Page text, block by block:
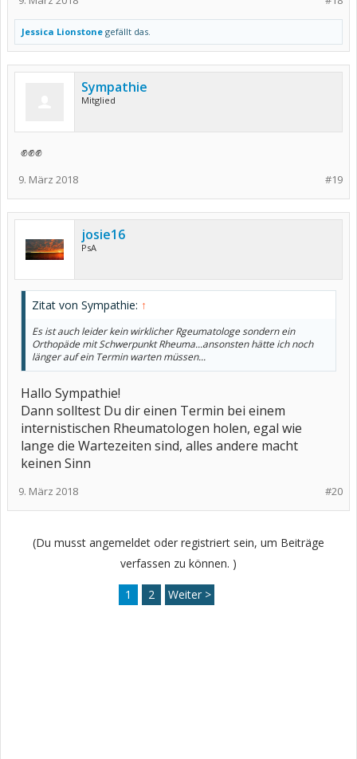
Jessica Lionstone gefällt das.
Sympathie
Mitglied
✊✊✊
#19
9. März 2018
josie16
PsA
Zitat von Sympathie: ↑
Es ist auch leider kein wirklicher Rgeumatologe sondern ein
Orthopäde mit Schwerpunkt Rheuma...ansonsten hätte ich noch
länger auf ein Termin warten müssen...
Hallo Sympathie!
Dann solltest Du dir einen Termin bei einem
internistischen Rheumatologen holen, egal wie
lange die Wartezeiten sind, alles andere macht
keinen Sinn
#20
9. März 2018
(Du musst angemeldet oder registriert sein, um Beiträge
verfassen zu können. )
1 2 Weiter >